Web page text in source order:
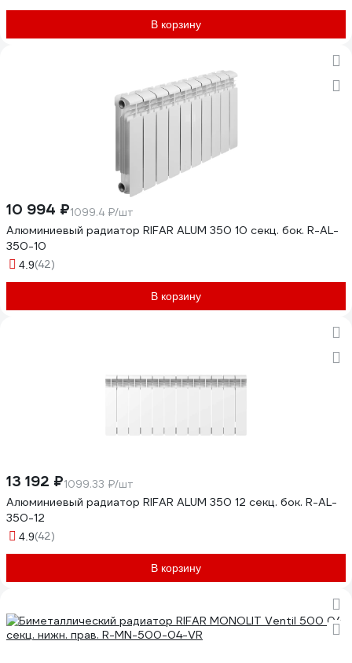
В корзину
10 994 ₽1099.4 ₽/шт
Алюминиевый радиатор RIFAR ALUM 350 10 секц. бок. R-AL-
350-10
4.9(42)
В корзину
13 192 ₽1099.33 ₽/шт
Алюминиевый радиатор RIFAR ALUM 350 12 секц. бок. R-AL-
350-12
4.9(42)
В корзину